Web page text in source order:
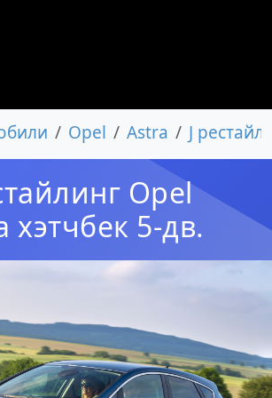
Opel Astra J
Opel
хэтчбек 5-дв.